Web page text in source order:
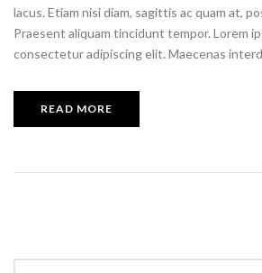
lacus. Etiam nisi diam, sagittis ac quam at,
Praesent aliquam tincidunt tempor. Lorem
consectetur adipiscing elit. Maecenas
READ MORE